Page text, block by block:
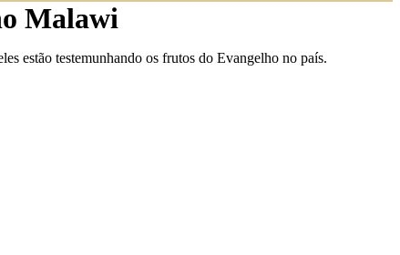
Malawi
estão testemunhando os frutos do Evangelho no país.